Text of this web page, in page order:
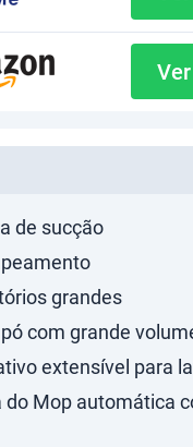
de sucção
grandes
com grande
extensível para
do Mop automática